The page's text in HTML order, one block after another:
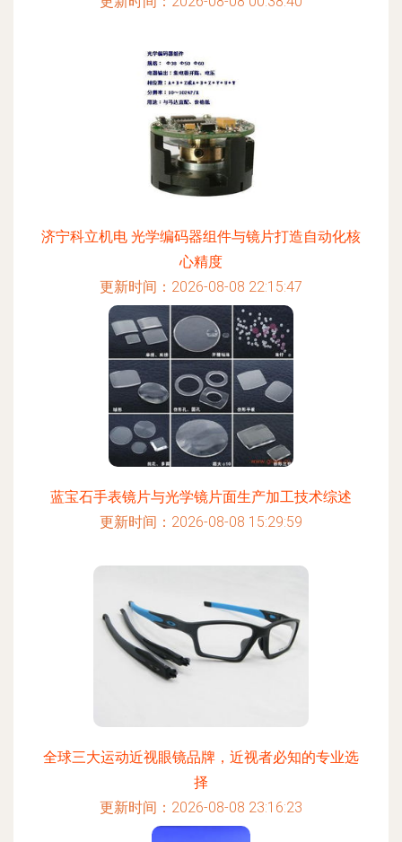
济宁科立机电 光学编码器组件与镜片打造自动化核
心精度
更新时间：2026-08-08 22:15:47
蓝宝石手表镜片与光学镜片面生产加工技术综述
更新时间：2026-08-08 15:29:59
全球三大运动近视眼镜品牌，近视者必知的专业选
择
更新时间：2026-08-08 23:16:23